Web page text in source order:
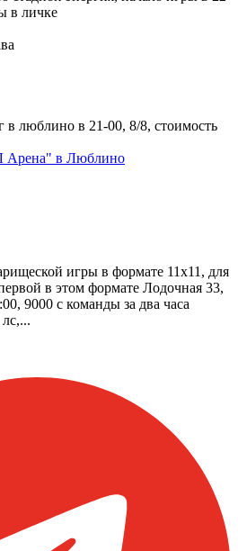
в личке
люблино в 21-00, 8/8, стоимость
Арена" в Люблино
игры в формате 11х11, для
в этом формате Лодочная 33,
9000 с команды за два часа